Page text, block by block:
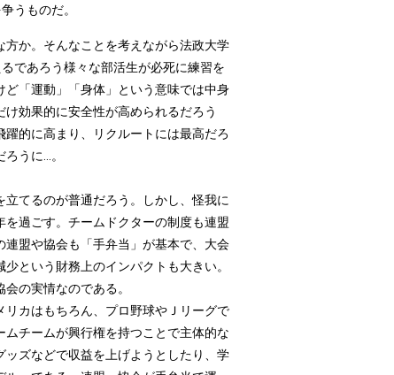
うものだ。
か。そんなことを考えながら法政大学
であろう様々な部活生が必死に練習を
「運動」「身体」という意味では中身
効果的に安全性が高められるだろう
的に高まり、リクルートには最高だろ
うに...。
てるのが普通だろう。しかし、怪我に
過ごす。チームドクターの制度も連盟
盟や協会も「手弁当」が基本で、大会
という財務上のインパクトも大きい。
の実情なのである。
カはもちろん、プロ野球やＪリーグで
チームが興行権を持つことで主体的な
ズなどで収益を上げようとしたり、学